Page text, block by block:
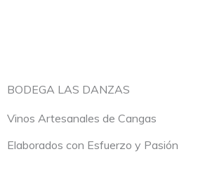
BODEGA LAS DANZAS
Vinos Artesanales de Cangas
Elaborados con Esfuerzo y Pasión